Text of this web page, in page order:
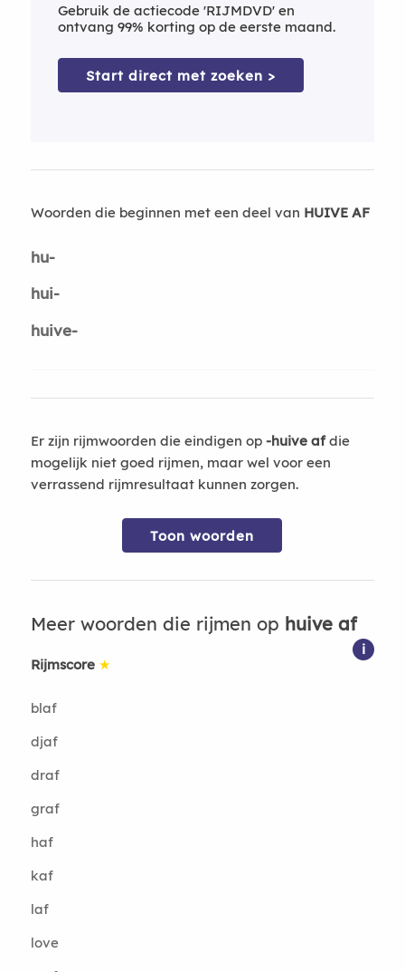
Gebruik de actiecode 'RIJMDVD' en
ontvang 99% korting op de eerste maand.
Start direct met zoeken >
Woorden die beginnen met een deel van HUIVE AF
hu-
hui-
huive-
Er zijn rijmwoorden die eindigen op -huive afdie
mogelijk niet goed rijmen, maar wel voor een
verrassend rijmresultaat kunnen zorgen.
Toon woorden
Meer woorden die rijmen op huive af
i
Rijmscore ★
blaf
djaf
draf
graf
haf
kaf
laf
love